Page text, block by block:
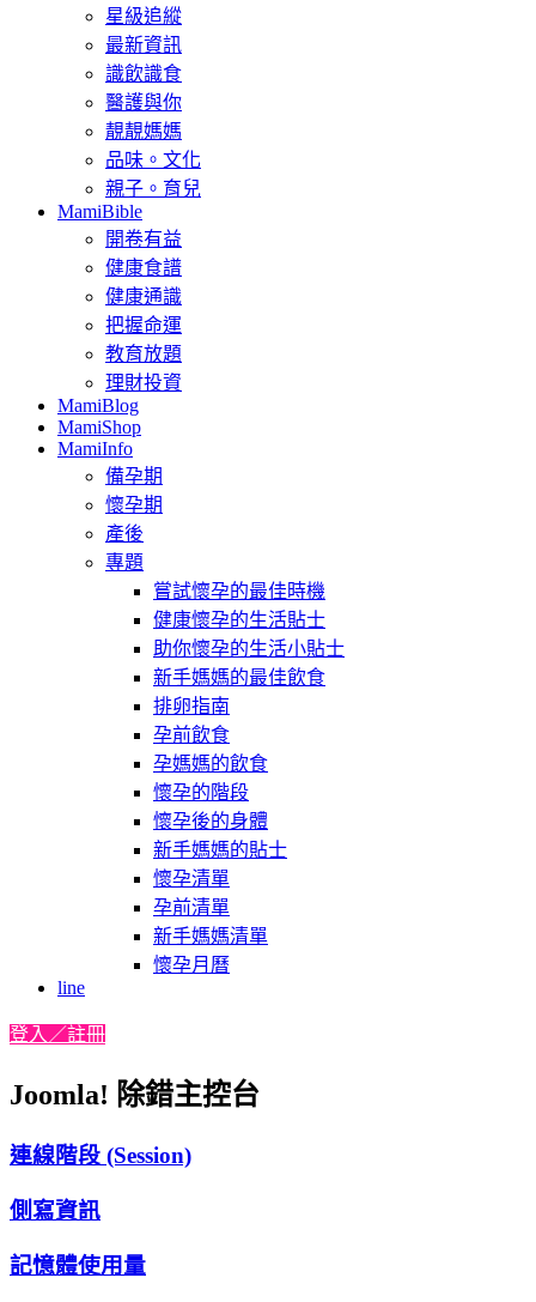
星級追縱
最新資訊
識飲識食
醫護與你
靚靚媽媽
品味。文化
親子。育兒
MamiBible
開卷有益
健康食譜
健康通識
把握命運
教育放題
理財投資
MamiBlog
MamiShop
MamiInfo
備孕期
懷孕期
產後
專題
嘗試懷孕的最佳時機
健康懷孕的生活貼士
助你懷孕的生活小貼士
新手媽媽的最佳飲食
排卵指南
孕前飲食
孕媽媽的飲食
懷孕的階段
懷孕後的身體
新手媽媽的貼士
懷孕清單
孕前清單
新手媽媽清單
懷孕月曆
line
登入／註冊
Joomla! 除錯主控台
連線階段 (Session)
側寫資訊
記憶體使用量